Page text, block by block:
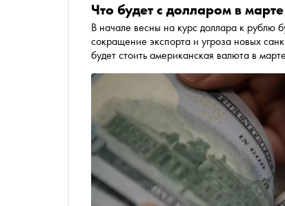
Что будет с долларом в
В начале весны на курс доллара к рублю
сокращение экспорта и угроза новых
будет стоить американская валюта в